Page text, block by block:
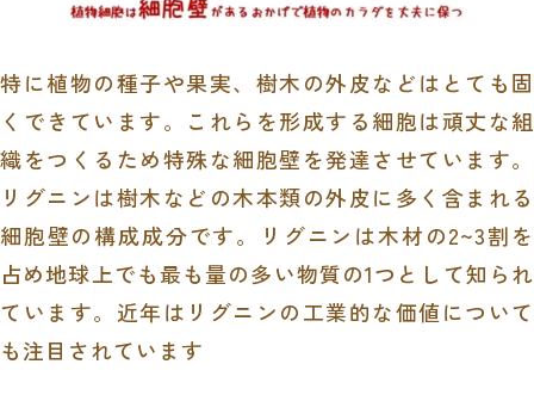
特に植物の種子や果実、樹木の外皮などはとても固
くできています。これらを形成する細胞は頑丈な組
織をつくるため特殊な細胞壁を発達させています。
リグニンは樹木などの木本類の外皮に多く含まれる
細胞壁の構成成分です。リグニンは木材の2~3割を
占め地球上でも最も量の多い物質の1つとして知られ
ています。近年はリグニンの工業的な価値について
も注目されています